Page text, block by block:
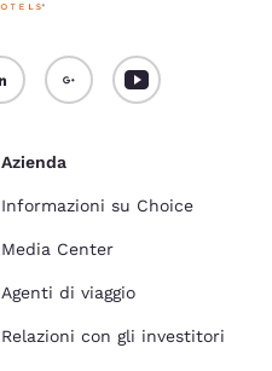
Azienda
Informazioni su Choice
Media Center
Agenti di viaggio
Relazioni con gli investitori